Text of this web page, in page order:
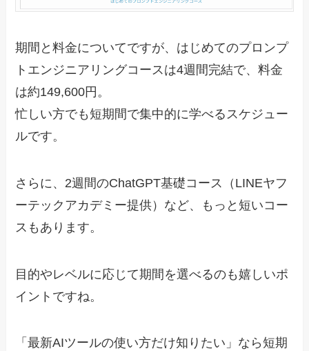
期間と料金についてですが、はじめてのプロンプ
トエンジニアリングコースは4週間完結で、料金
は約149,600円。
忙しい方でも短期間で集中的に学べるスケジュー
ルです。
さらに、2週間のChatGPT基礎コース（LINEヤフ
ーテックアカデミー提供）など、もっと短いコー
スもあります。
目的やレベルに応じて期間を選べるのも嬉しいポ
イントですね。
「最新AIツールの使い方だけ知りたい」なら短期